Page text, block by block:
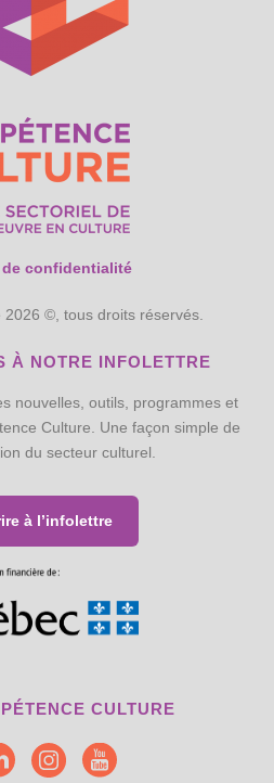
confidentialité
©, tous droits réservés.
À NOTRE INFOLETTRE
nouvelles, outils, programmes et
Culture. Une façon simple de
du secteur culturel.
à l’infolettre
CULTURE